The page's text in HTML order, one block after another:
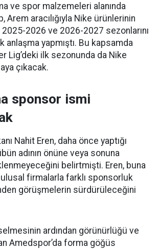
ve spor malzemeleri alanında
Arem aracılığıyla Nike ürünlerinin
2025-2026 ve 2026-2027 sezonlarını
anlaşma yapmıştı. Bu kapsamda
Lig’deki ilk sezonunda da Nike
çıkacak.
sponsor ismi
Nahit Eren, daha önce yaptığı
adının önüne veya sonuna
belirtmişti. Eren, buna
ulusal firmalarla farklı sponsorluk
görüşmelerin sürdürüleceğini
ardından görünürlüğü ve
Amedspor’da forma göğüs